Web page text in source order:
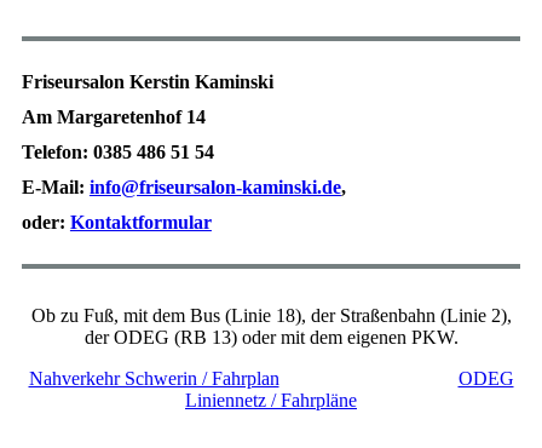
Friseursalon Kerstin Kaminski
Am Margaretenhof 14
Telefon: 0385 486 51 54
E-Mail: info@friseursalon-kaminski.de,
oder: Kontaktformular
Ob zu Fuß, mit dem Bus (Linie 18), der Straßenbahn (Linie 2),
der ODEG (RB 13) oder mit dem eigenen PKW.
Nahverkehr Schwerin / Fahrplan
ODEG
Liniennetz / Fahrpläne